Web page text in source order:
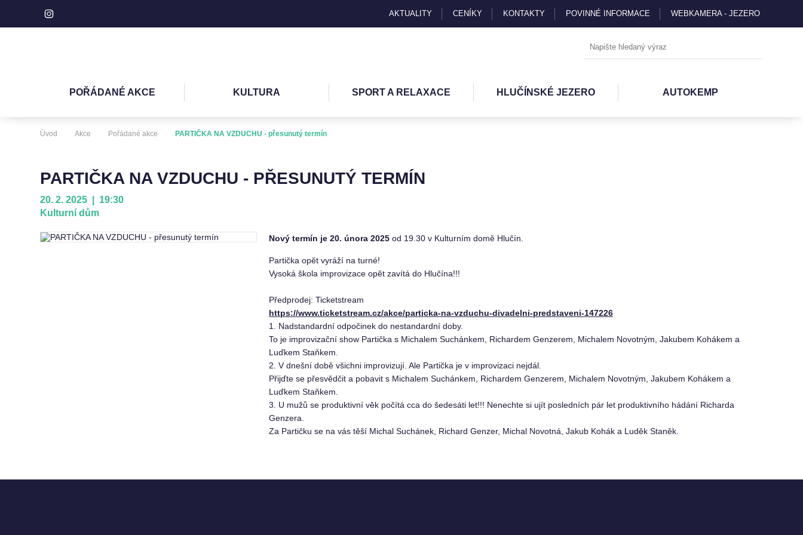
AKTUALITY CENÍKY KONTAKTY POVINNÉ INFORMACE WEBKAMERA - JEZERO
POŘÁDANÉ AKCE KULTURA SPORT A RELAXACE HLUČÍNSKÉ JEZERO AUTOKEMP
Úvod Akce Pořádané akce PARTIČKA NA VZDUCHU - přesunutý termín
PARTIČKA NA VZDUCHU - PŘESUNUTÝ TERMÍN
20. 2. 2025 | 19:30
Kulturní dům
Nový termín je 20. února 2025od 19.30 v Kulturním domě Hlučín.
Partička opět vyráží na turné!
Vysoká škola improvizace opět zavítá do Hlučína!!!
Předprodej: Ticketstream
https://www.ticketstream.cz/akce/particka-na-vzduchu-divadelni-predstaveni-147226
1. Nadstandardní odpočinek do nestandardní doby.
To je improvizační show Partička s Michalem Suchánkem, Richardem Genzerem, Michalem Novotným, Jakubem Kohákem a
Luďkem Staňkem.
2. V dnešní době všichni improvizují. Ale Partička je v improvizaci nejdál.
Přijďte se přesvědčit a pobavit s Michalem Suchánkem, Richardem Genzerem, Michalem Novotným, Jakubem Kohákem a
Luďkem Staňkem.
3. U mužů se produktivní věk počítá cca do šedesáti let!!! Nenechte si ujít posledních pár let produktivního hádání Richarda
Genzera.
Za Partičku se na vás těší Michal Suchánek, Richard Genzer, Michal Novotná, Jakub Kohák a Luděk Staněk.